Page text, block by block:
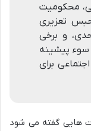
محکومیت
تعزیری
و برخی
پیشینه
برای
هایی گفته می شود